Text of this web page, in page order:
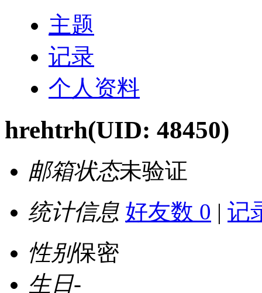
主题
记录
个人资料
hrehtrh(UID: 48450)
邮箱状态未验证
统计信息 好友数 0 | 记
性别保密
生日-